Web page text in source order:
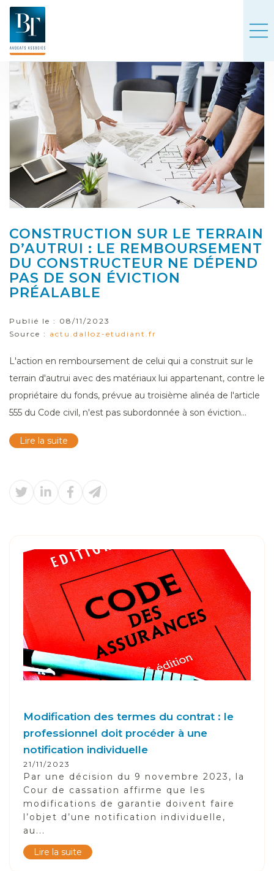
CONSTRUCTION SUR LE TERRAIN
D’AUTRUI : LE REMBOURSEMENT
DU CONSTRUCTEUR NE DÉPEND
PAS DE SON ÉVICTION
PRÉALABLE
Publié le : 08/11/2023
Source : actu.dalloz-etudiant.fr
L'action en remboursement de celui qui a construit sur le
terrain d'autrui avec des matériaux lui appartenant, contre le
propriétaire du fonds, prévue au troisième alinéa de l'article
555 du Code civil, n'est pas subordonnée à son éviction...
Lire la suite
Modification des termes du contrat : le
professionnel doit procéder à une
notification individuelle
21/11/2023
Par une décision du 9 novembre 2023, la
Cour de cassation affirme que les
modifications de garantie doivent faire
l’objet d’une notification individuelle,
au...
Lire la suite